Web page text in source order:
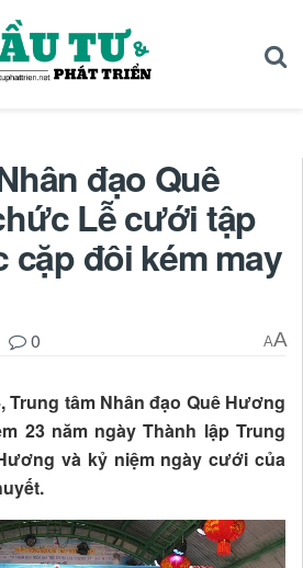
đạo Quê
Lễ cưới tập
cặp đôi kém may
0 AA
Trung tâm Nhân đạo Quê Hương
23 năm ngày Thành lập Trung
và kỷ niệm ngày cưới của